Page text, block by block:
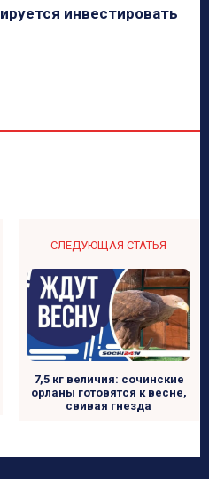
инвестировать
СЛЕДУЮЩАЯ СТАТЬЯ
7,5 кг величия: сочинские
орланы готовятся к весне,
свивая гнезда